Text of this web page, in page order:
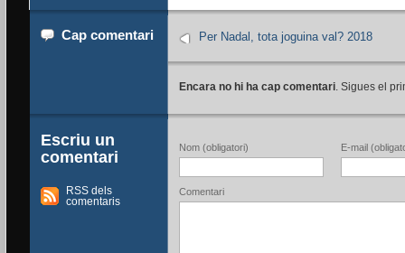
Cap comentari Per Nadal, tota joguina val? 2018
Encara no hi ha cap comentari. Sigues el
Escriu un
comentari
RSS dels
comentaris
Nom (obligatori) E-mail
Comentari